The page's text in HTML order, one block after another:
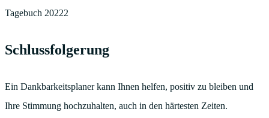
Schlussfolgerung
Ein Dankbarkeitsplaner kann Ihnen helfen, positiv zu bleiben und
Ihre Stimmung hochzuhalten, auch in den härtesten Zeiten.